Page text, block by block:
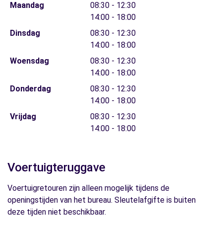
Maandag
08:30 - 12:30
14:00 - 18:00
Dinsdag
08:30 - 12:30
14:00 - 18:00
Woensdag
08:30 - 12:30
14:00 - 18:00
Donderdag
08:30 - 12:30
14:00 - 18:00
Vrijdag
08:30 - 12:30
14:00 - 18:00
Voertuigteruggave
Voertuigretouren zijn alleen mogelijk tijdens de
openingstijden van het bureau. Sleutelafgifte is buiten
deze tijden niet beschikbaar.